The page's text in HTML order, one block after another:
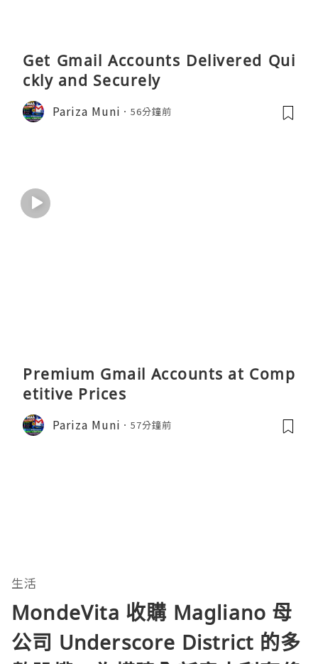
Get Gmail Accounts Delivered Qui
ckly and Securely
Pariza Muni 56分鐘前
Premium Gmail Accounts at Comp
etitive Prices
Pariza Muni 57分鐘前
生活
MondeVita 收購 Magliano 母
公司 Underscore District 的多